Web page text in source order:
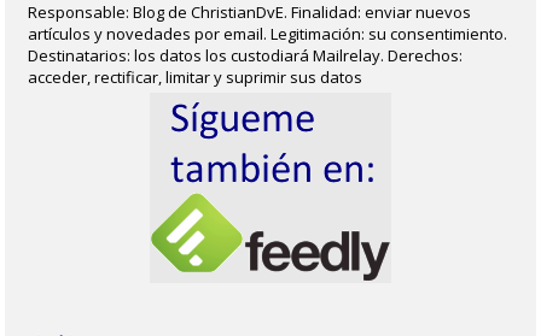
Responsable: Blog de ChristianDvE. Finalidad: enviar nuevos
artículos y novedades por email. Legitimación: su consentimiento.
Destinatarios: los datos los custodiará Mailrelay. Derechos:
acceder, rectificar, limitar y suprimir sus datos